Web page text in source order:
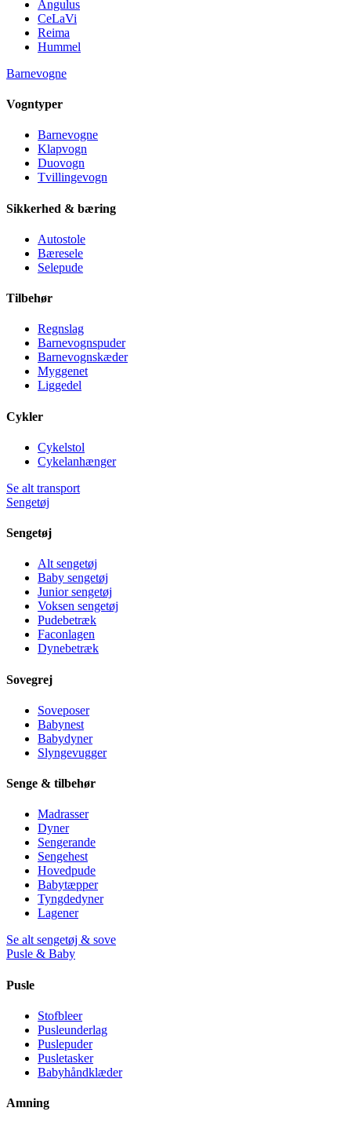
Angulus
CeLaVi
Reima
Hummel
Barnevogne
Vogntyper
Barnevogne
Klapvogn
Duovogn
Tvillingevogn
Sikkerhed & bæring
Autostole
Bæresele
Selepude
Tilbehør
Regnslag
Barnevognspuder
Barnevognskæder
Myggenet
Liggedel
Cykler
Cykelstol
Cykelanhænger
Se alt transport
Sengetøj
Sengetøj
Alt sengetøj
Baby sengetøj
Junior sengetøj
Voksen sengetøj
Pudebetræk
Faconlagen
Dynebetræk
Sovegrej
Soveposer
Babynest
Babydyner
Slyngevugger
Senge & tilbehør
Madrasser
Dyner
Sengerande
Sengehest
Hovedpude
Babytæpper
Tyngdedyner
Lagener
Se alt sengetøj & sove
Pusle & Baby
Pusle
Stofbleer
Pusleunderlag
Puslepuder
Pusletasker
Babyhåndklæder
Amning